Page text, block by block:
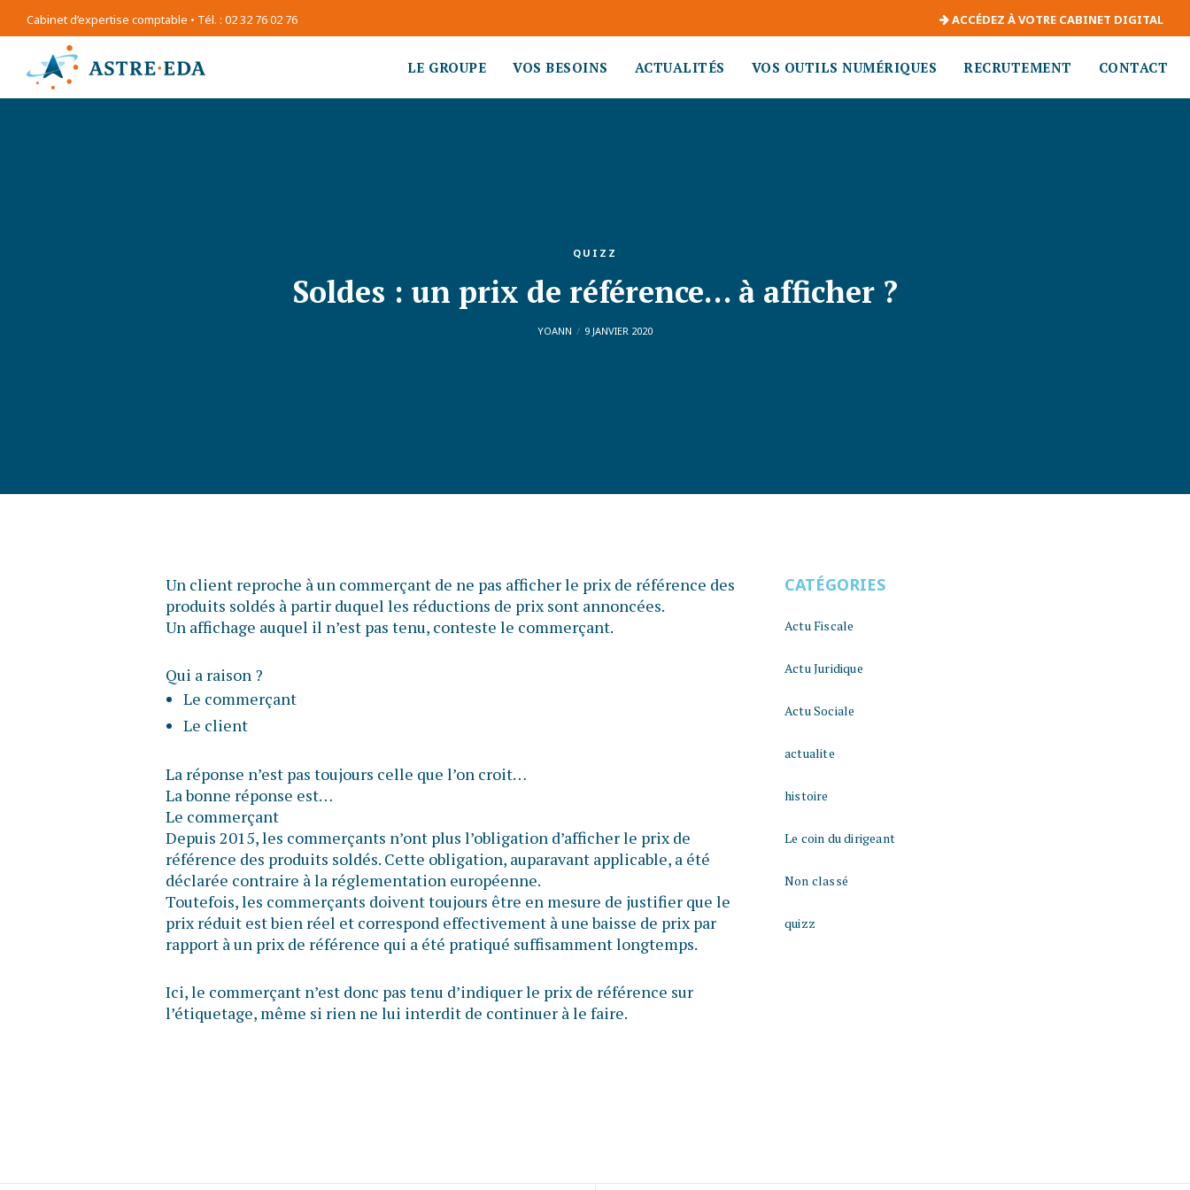
Cabinet d’expertise comptable • Tél. : 02 32 76 02 76 ACCÉDEZ À VOTRE CABINET DIGITAL
LE GROUPE VOS BESOINS ACTUALITÉS VOS OUTILS NUMÉRIQUES RECRUTEMENT CONTACT
QUIZZ
Soldes : un prix de référence… à afficher ?
YOANN 9 JANVIER 2020
Un client reproche à un commerçant de ne pas afficher le prix de référence des
produits soldés à partir duquel les réductions de prix sont annoncées.
Un affichage auquel il n’est pas tenu, conteste le commerçant.
Qui a raison ?
Le commerçant
Le client
La réponse n’est pas toujours celle que l’on croit…
La bonne réponse est…
Le commerçant
Depuis 2015, les commerçants n’ont plus l’obligation d’afficher le prix de
référence des produits soldés. Cette obligation, auparavant applicable, a été
déclarée contraire à la réglementation européenne.
Toutefois, les commerçants doivent toujours être en mesure de justifier que le
prix réduit est bien réel et correspond effectivement à une baisse de prix par
rapport à un prix de référence qui a été pratiqué suffisamment longtemps.
Ici, le commerçant n’est donc pas tenu d’indiquer le prix de référence sur
l’étiquetage, même si rien ne lui interdit de continuer à le faire.
CATÉGORIES
Actu Fiscale
Actu Juridique
Actu Sociale
actualite
histoire
Le coin du dirigeant
Non classé
quizz